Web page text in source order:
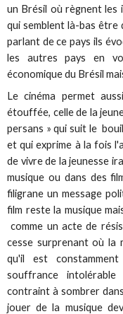
un Brésil où règnent les
qui semblent là-bas être
parlant de ce pays ils
les autres pays en
économique du Brésil
Le cinéma permet
étouffée, celle de la
persans » qui suit le
et qui exprime à la fois
de vivre de la jeunesse
musique ou dans des
filigrane un message
film reste la musique
comme un acte de
cesse surprenant où la
qu'il est
souffrance
contraint à sombrer
jouer de la musique